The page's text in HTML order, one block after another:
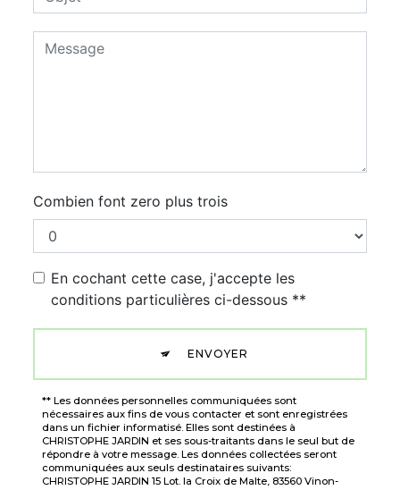
Combien font zero plus trois
En cochant cette case, j'accepte les
conditions particulières ci-dessous **
ENVOYER
** Les données personnelles communiquées sont
nécessaires aux fins de vous contacter et sont enregistrées
dans un fichier informatisé. Elles sont destinées à
CHRISTOPHE JARDIN et ses sous-traitants dans le seul but de
répondre à votre message. Les données collectées seront
communiquées aux seuls destinataires suivants:
CHRISTOPHE JARDIN 15 Lot. la Croix de Malte, 83560 Vinon-